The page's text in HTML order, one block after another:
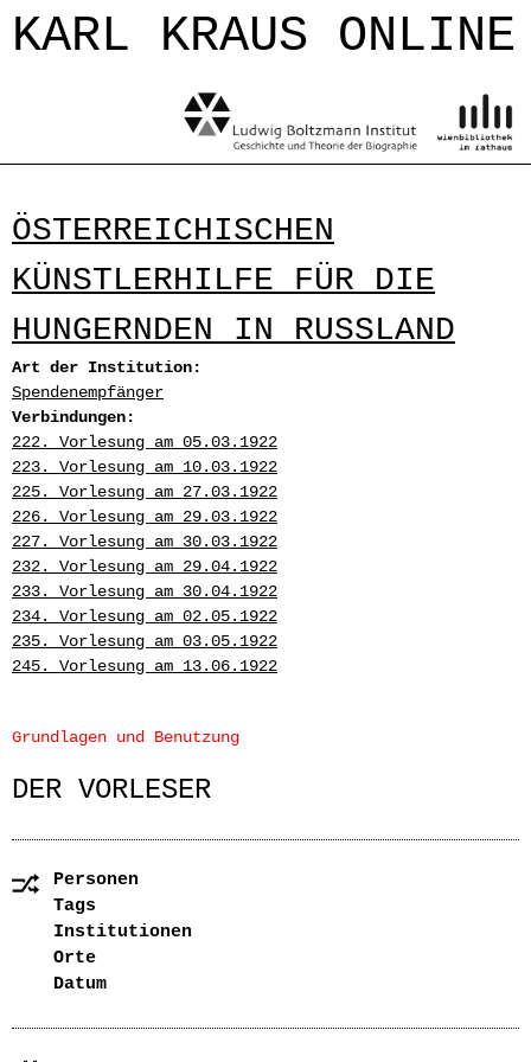
Jump to navigation
KARL KRAUS ONLINE
ÖSTERREICHISCHEN
KÜNSTLERHILFE FÜR DIE
HUNGERNDEN IN RUSSLAND
Art der Institution:
Spendenempfänger
Verbindungen:
222. Vorlesung am 05.03.1922
223. Vorlesung am 10.03.1922
225. Vorlesung am 27.03.1922
226. Vorlesung am 29.03.1922
227. Vorlesung am 30.03.1922
232. Vorlesung am 29.04.1922
233. Vorlesung am 30.04.1922
234. Vorlesung am 02.05.1922
235. Vorlesung am 03.05.1922
245. Vorlesung am 13.06.1922
Grundlagen und Benutzung
DER VORLESER
Personen
Tags
Institutionen
Orte
Datum